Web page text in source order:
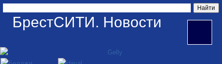
БрестСИТИ. Новости